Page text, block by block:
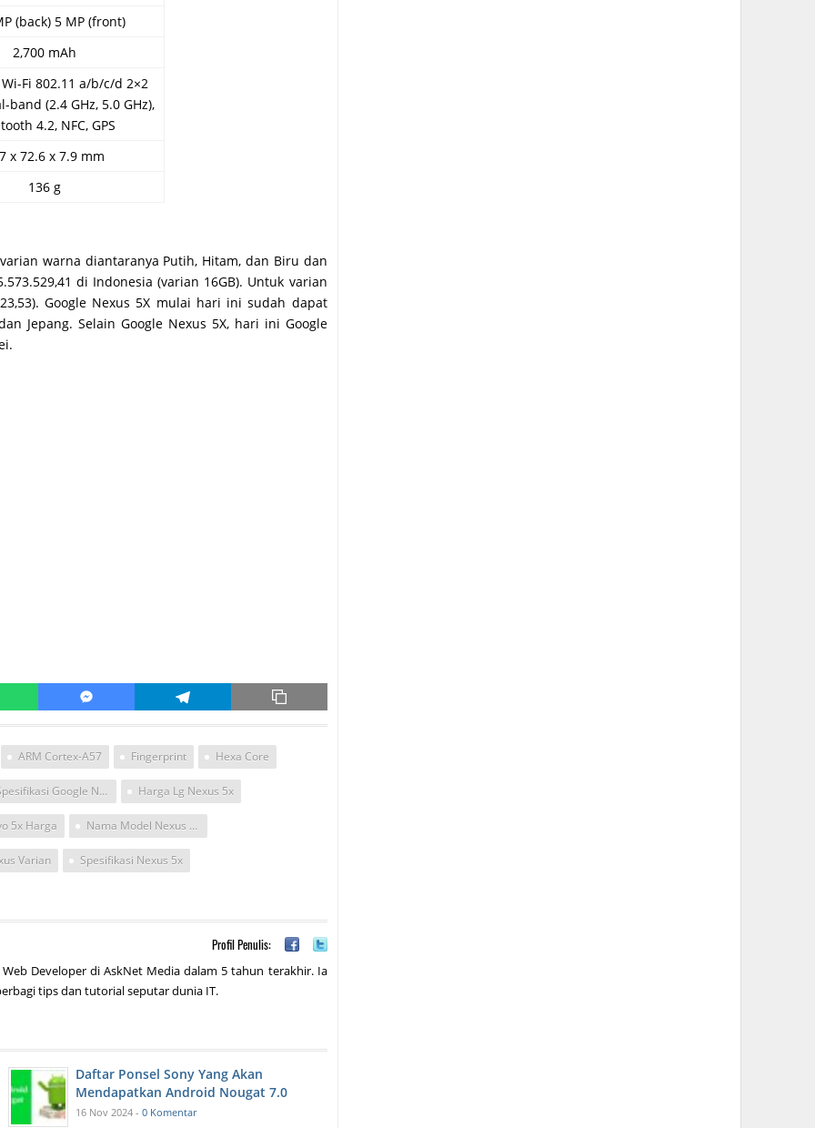
(back) 5 MP (front)
2,700 mAh
Wi-Fi 802.11 a/b/c/d 2×2
band (2.4 GHz, 5.0 GHz),
4.2, NFC, GPS
x 72.6 x 7.9 mm
136 g
warna diantaranya Putih, Hitam, dan Biru dan
di Indonesia (varian 16GB). Untuk varian
Google Nexus 5X mulai hari ini sudah dapat
Jepang. Selain Google Nexus 5X, hari ini Google
ARM Cortex-A57 Fingerprint Hexa Core
Spesifikasi Google Nexus 5 Nougat Harga Lg Nexus 5x
5x Harga Nama Model Nexus 5x
Varian Spesifikasi Nexus 5x
Profil Penulis:
Developer di AskNet Media dalam 5 tahun terakhir. Ia
tips dan tutorial seputar dunia IT.
Daftar Ponsel Sony Yang Akan
Mendapatkan Android Nougat 7.0
16 Nov 2024 -0 Komentar